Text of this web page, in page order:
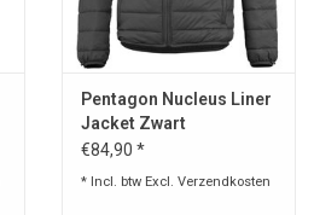
Pentagon Nucleus Liner
Jacket Zwart
€84,90 *
* Incl. btw Excl. Verzendkosten